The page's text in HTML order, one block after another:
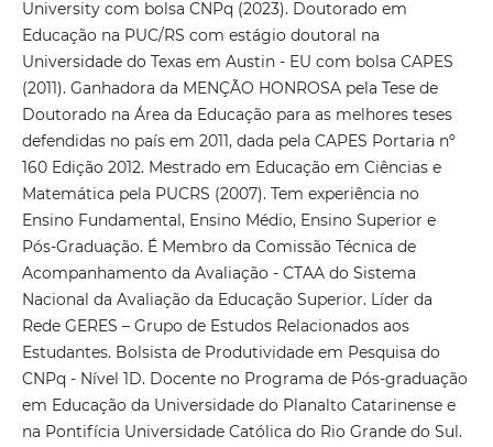
University com bolsa CNPq (2023). Doutorado em
Educação na PUC/RS com estágio doutoral na
Universidade do Texas em Austin - EU com bolsa CAPES
(2011). Ganhadora da MENÇÃO HONROSA pela Tese de
Doutorado na Área da Educação para as melhores teses
defendidas no país em 2011, dada pela CAPES Portaria nº
160 Edição 2012. Mestrado em Educação em Ciências e
Matemática pela PUCRS (2007). Tem experiência no
Ensino Fundamental, Ensino Médio, Ensino Superior e
Pós-Graduação. É Membro da Comissão Técnica de
Acompanhamento da Avaliação - CTAA do Sistema
Nacional da Avaliação da Educação Superior. Líder da
Rede GERES – Grupo de Estudos Relacionados aos
Estudantes. Bolsista de Produtividade em Pesquisa do
CNPq - Nível 1D. Docente no Programa de Pós-graduação
em Educação da Universidade do Planalto Catarinense e
na Pontifícia Universidade Católica do Rio Grande do Sul.